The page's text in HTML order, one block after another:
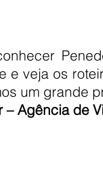
e veja os
um grande
– Agência de